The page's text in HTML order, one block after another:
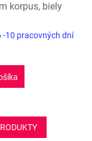
korpus, biely
-10 pracovných dní